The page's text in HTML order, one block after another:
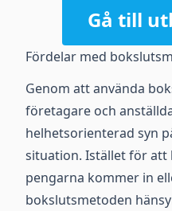
Gå till
Fördelar med
Genom att använda
företagare och
helhetsorienterad syn
situation. Istället för att
pengarna kommer in
bokslutsmetoden